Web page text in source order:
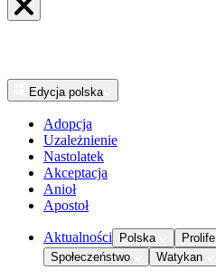
Edycja polska
Adopcja
Uzależnienie
Nastolatek
Akceptacja
Anioł
Apostoł
Aktualności Polska Prolife
Społeczeństwo
Watykan